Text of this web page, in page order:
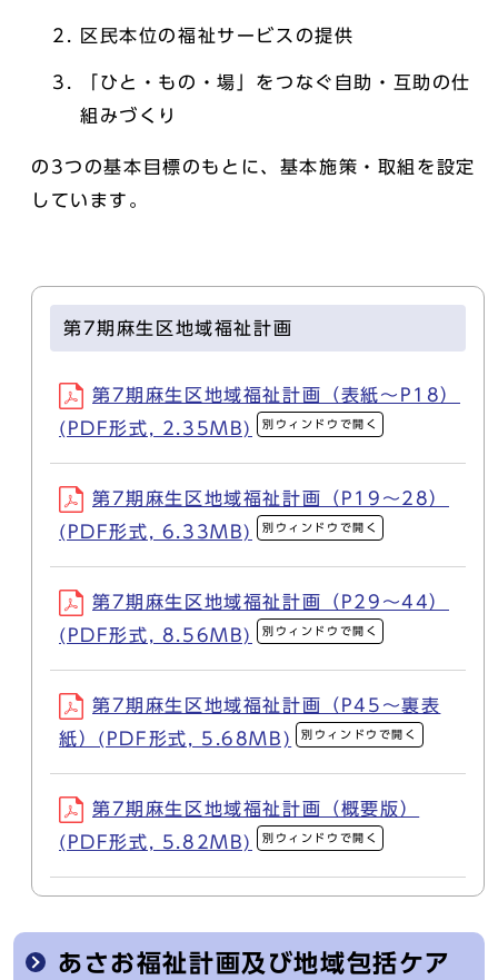
区民本位の福祉サービスの提供
「ひと・もの・場」をつなぐ自助・互助の仕
組みづくり
の3つの基本目標のもとに、基本施策・取組を設定
しています。
第7期麻生区地域福祉計画
第7期麻生区地域福祉計画（表紙～P18）
(PDF形式, 2.35MB)
別ウィンドウで開く
第7期麻生区地域福祉計画（P19～28）
(PDF形式, 6.33MB)
別ウィンドウで開く
第7期麻生区地域福祉計画（P29～44）
(PDF形式, 8.56MB)
別ウィンドウで開く
第7期麻生区地域福祉計画（P45～裏表
紙）(PDF形式, 5.68MB)
別ウィンドウで開く
第7期麻生区地域福祉計画（概要版）
(PDF形式, 5.82MB)
別ウィンドウで開く
あさお福祉計画及び地域包括ケア